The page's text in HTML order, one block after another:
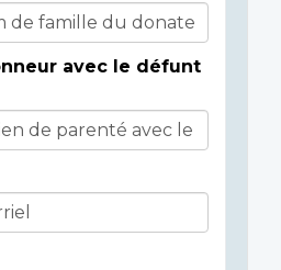
avec le défunt